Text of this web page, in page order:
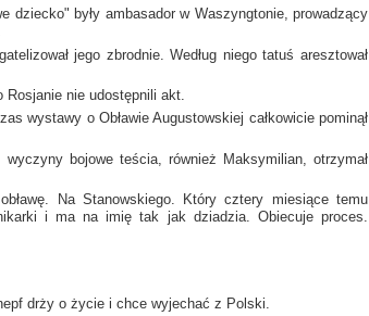
dziecko" były ambasadorw Waszyngtonie, prowadzący
jego zbrodnie. Według niego tatuś aresztował
Rosjanie nie udostępnili akt.
wystawy o ObławieAugustowskiej całkowicie pominął
bojowe teścia, również Maksymilian, otrzymał
Na Stanowskiego. Który cztery miesiące temu
i ma na imię tak jak dziadzia. Obiecuje proces.
drży o życie i chce wyjechać z Polski.